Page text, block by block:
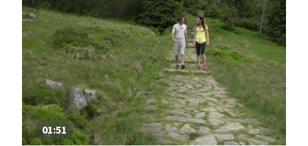
01:51